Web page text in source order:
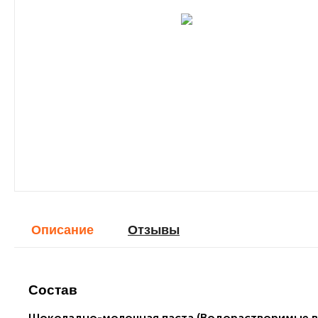
Описание Отзывы
Состав